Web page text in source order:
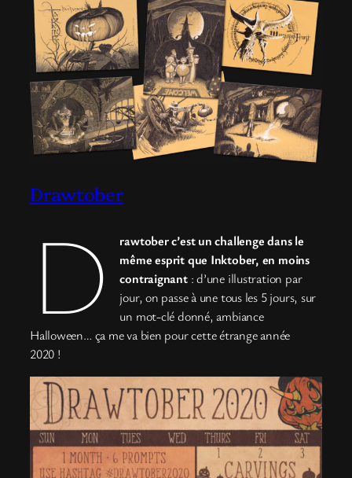
Drawtober
D
rawtober c’est un challenge dans le
même esprit que Inktober, en moins
contraignant : d’une illustration par
jour, on passe à une tous les 5 jours, sur
un mot-clé donné, ambiance
Halloween… ça me va bien pour cette étrange année
2020 !